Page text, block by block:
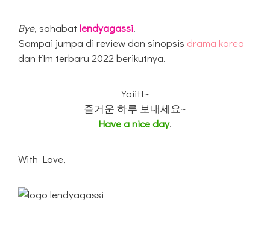
Bye, sahabat lendyagassi.
Sampai jumpa di review dan sinopsis drama korea
dan film terbaru 2022 berikutnya.
Yoiitt~
즐거운 하루 보내세요~
Have a nice day.
With Love,